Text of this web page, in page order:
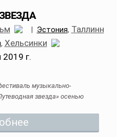
| Эстония, Таллинн
, Хельсинки
г.
музыкально-
звезда» осенью